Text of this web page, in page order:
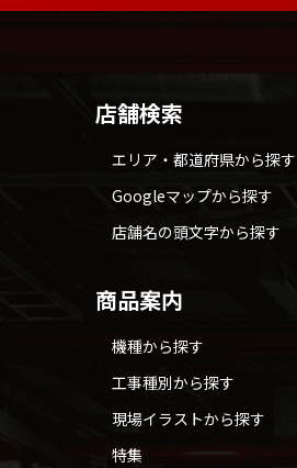
店舗検索
エリア・都道府県から探す
Googleマップから探す
店舗名の頭文字から探す
商品案内
機種から探す
工事種別から探す
現場イラストから探す
特集